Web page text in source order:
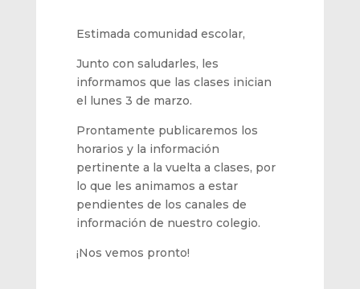
Estimada comunidad escolar,
Junto con saludarles, les
informamos que las clases inician
el lunes 3 de marzo.
Prontamente publicaremos los
horarios y la información
pertinente a la vuelta a clases, por
lo que les animamos a estar
pendientes de los canales de
información de nuestro colegio.
¡Nos vemos pronto!